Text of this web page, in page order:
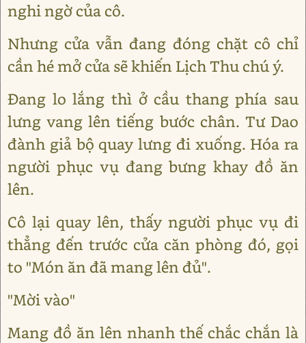
nghi ngờ của cô.
Nhưng cửa vẫn đang đóng chặt cô chỉ
cần hé mở cửa sẽ khiến Lịch Thu chú ý.
Đang lo lắng thì ở cầu thang phía sau
lưng vang lên tiếng bước chân. Tư Dao
đành giả bộ quay lưng đi xuống. Hóa ra
người phục vụ đang bưng khay đồ ăn
lên.
Cô lại quay lên, thấy người phục vụ đi
thẳng đến trước cửa căn phòng đó, gọi
to "Món ăn đã mang lên đủ".
"Mời vào"
Mang đồ ăn lên nhanh thế chắc chắn là